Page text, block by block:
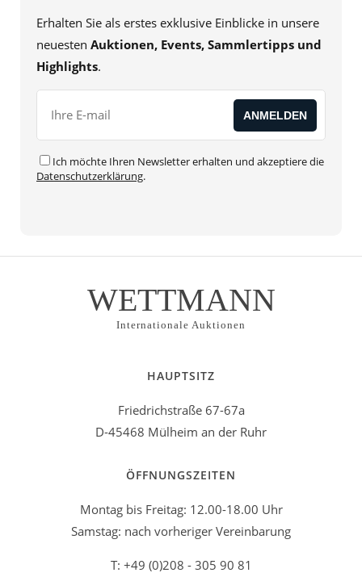
Erhalten Sie als erstes exklusive Einblicke in unsere
neuesten Auktionen, Events, Sammlertipps und
Highlights.
Ich möchte Ihren Newsletter erhalten und akzeptiere die
Datenschutzerklärung.
WETTMANN
Internationale Auktionen
HAUPTSITZ
Friedrichstraße 67-67a
D-45468 Mülheim an der Ruhr
ÖFFNUNGSZEITEN
Montag bis Freitag: 12.00-18.00 Uhr
Samstag: nach vorheriger Vereinbarung
T: +49 (0)208 - 305 90 81